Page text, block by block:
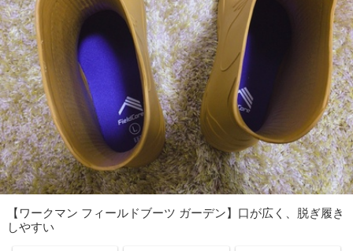
【ワークマン フィールドブーツ ガーデン】口が広く、脱ぎ履き
しやすい